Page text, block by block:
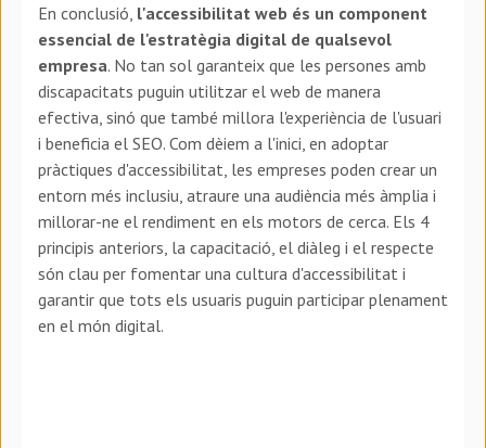
En conclusió, l'accessibilitat web és un component
essencial de l'estratègia digital de qualsevol
empresa. No tan sol garanteix que les persones amb
discapacitats puguin utilitzar el web de manera
efectiva, sinó que també millora l'experiència de l'usuari
i beneficia el SEO. Com dèiem a l'inici, en adoptar
pràctiques d'accessibilitat, les empreses poden crear un
entorn més inclusiu, atraure una audiència més àmplia i
millorar-ne el rendiment en els motors de cerca. Els 4
principis anteriors, la capacitació, el diàleg i el respecte
són clau per fomentar una cultura d'accessibilitat i
garantir que tots els usuaris puguin participar plenament
en el món digital.